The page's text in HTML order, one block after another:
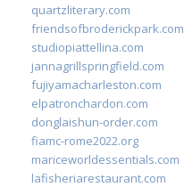
quartzliterary.com
friendsofbroderickpark.com
studiopiattellina.com
jannagrillspringfield.com
fujiyamacharleston.com
elpatronchardon.com
donglaishun-order.com
fiamc-rome2022.org
mariceworldessentials.com
lafisheriarestaurant.com